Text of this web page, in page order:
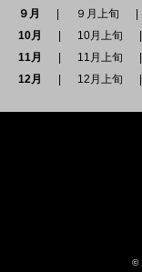
９月
９月上旬
10月
10月上旬
11月
11月上旬
12月
12月上旬
©